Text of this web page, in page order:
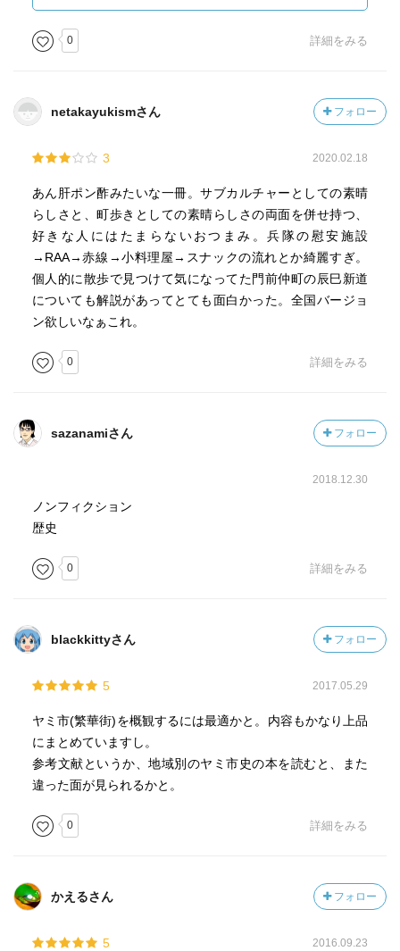
45&linkId=538e38f8bd886b160e80669b497c3b3b
0 詳細をみる
netakayukismさん フォロー
3 2020.02.18
あん肝ポン酢みたいな一冊。サブカルチャーとしての素晴
らしさと、町歩きとしての素晴らしさの両面を併せ持つ、
好きな人にはたまらないおつまみ。兵隊の慰安施設
→RAA→赤線→小料理屋→スナックの流れとか綺麗すぎ。
個人的に散歩で見つけて気になってた門前仲町の辰巳新道
についても解説があってとても面白かった。全国バージョ
ン欲しいなぁこれ。
0 詳細をみる
sazanamiさん フォロー
2018.12.30
ノンフィクション
歴史
0 詳細をみる
blackkittyさん フォロー
5 2017.05.29
ヤミ市(繁華街)を概観するには最適かと。内容もかなり上品
にまとめていますし。
参考文献というか、地域別のヤミ市史の本を読むと、また
違った面が見られるかと。
0 詳細をみる
かえるさん フォロー
5 2016.09.23